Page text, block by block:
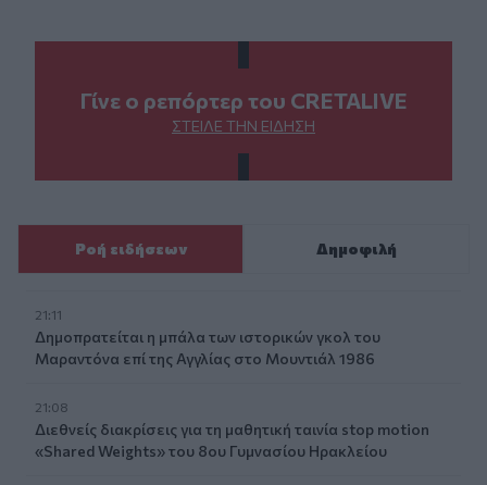
Γίνε ο ρεπόρτερ του CRETALIVE
ΣΤΕΊΛΕ ΤΗΝ ΕΊΔΗΣΗ
Ροή ειδήσεων Δημοφιλή
21:11
Δημοπρατείται η μπάλα των ιστορικών γκολ του
Μαραντόνα επί της Αγγλίας στο Μουντιάλ 1986
21:08
Διεθνείς διακρίσεις για τη μαθητική ταινία stop motion
«Shared Weights» του 8ου Γυμνασίου Ηρακλείου